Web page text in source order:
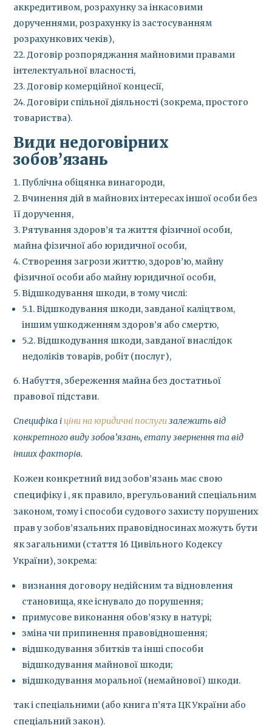
аккредитивом, розрахунку за інкасовими
дорученнями, розрахунку із застосуванням
розрахункових чеків),
Договір розпоряджання майновими правами
інтелектуальної власності,
Договір комерційної концесії,
Договіри спільної діяльності (зокрема, простого
товариства).
Види недоговірних
зобов’язань
Публічна обіцянка винагороди,
Вчинення дій в майнових інтересах іншої особи без
її доручення,
Рятування здоров’я та життя фізичної особи,
майна фізичної або юридичної особи,
Створення загрози життю, здоров’ю, майну
фізичної особи або майну юридичної особи,
Відшкодування шкоди, в тому числі:
5.1. Відшкодування шкоди, завданої каліцтвом,
іншим ушкодженням здоров’я або смертю,
5.2. Відшкодування шкоди, завданої внаслідок
недоліків товарів, робіт (послуг),
Набуття, збереження майна без достатньої
правової підстави.
Специфіка і ціни на юридичні послугизалежить від
конкретного виду зобов’язань, етапу звернення та від
інших факторів.
Кожен конкретний вид зобов’язань має свою
специфіку і , як правило, врегульований спеціальним
законом, тому і способи судового захисту порушених
прав у зобов’язальних правовідносинах можуть бути
як загальними (стаття 16 Цивільного Кодексу
України), зокрема:
визнання договору недійсним та відновлення
становища, яке існувало до порушення;
примусове виконання обов’язку в натурі;
зміна чи припинення правовідношення;
відшкодування збитків та інші способи
відшкодування майнової шкоди;
відшкодування моральної (немайнової) шкоди.
так і спеціальними (або книга п’ята ЦК України або
спеціальний закон).